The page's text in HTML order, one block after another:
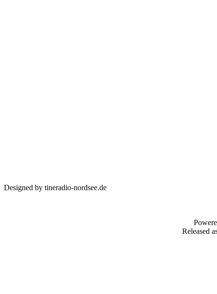
Designed by tineradio-nordsee.de
Released